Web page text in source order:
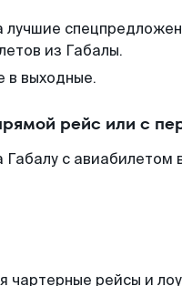
из Габалы.
в выходные.
рейс или с
с авиабилетом
чартерные рейсы и